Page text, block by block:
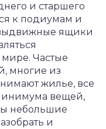
и старшего
к подиумам и
ящики
Частые
многие из
жилье, все
вещей,
небольшие
и